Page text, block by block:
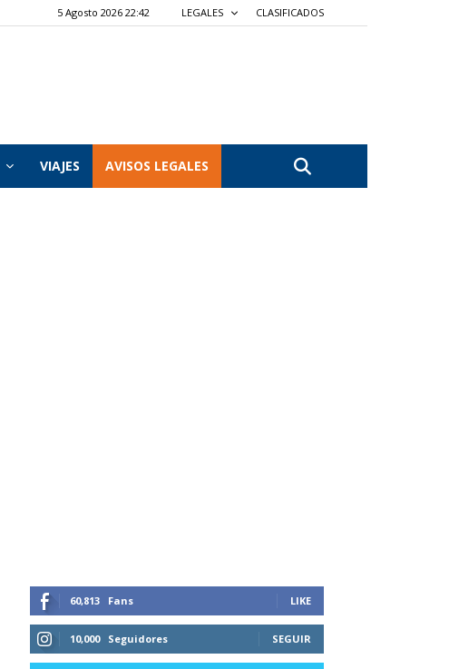
5 Agosto 2026 22:42 LEGALES CLASIFICADOS
VIAJES AVISOS LEGALES
60,813 Fans LIKE
10,000 Seguidores SEGUIR